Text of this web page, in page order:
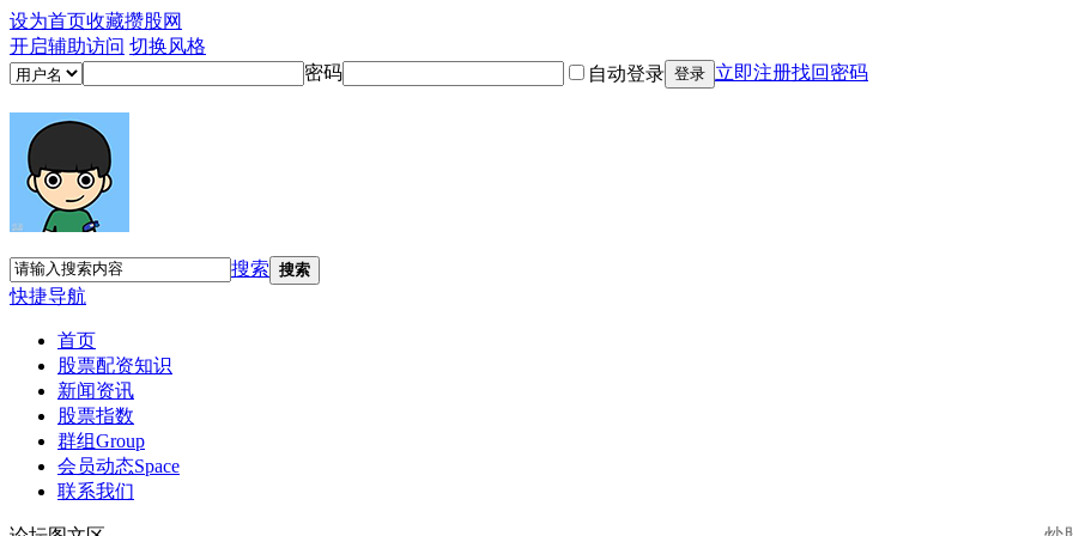
设为首页收藏攒股网
开启辅助访问 切换风格
密码
自动登录 登录 立即注册找回密码
搜索 搜索
快捷导航
首页
股票配资知识
新闻资讯
股票指数
群组Group
会员动态Space
联系我们